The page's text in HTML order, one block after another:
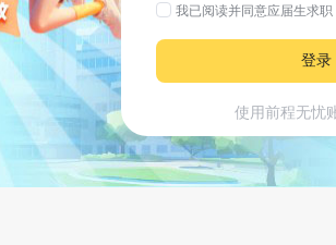
我已阅读并同意应届生求职
登录
使用前程无忧